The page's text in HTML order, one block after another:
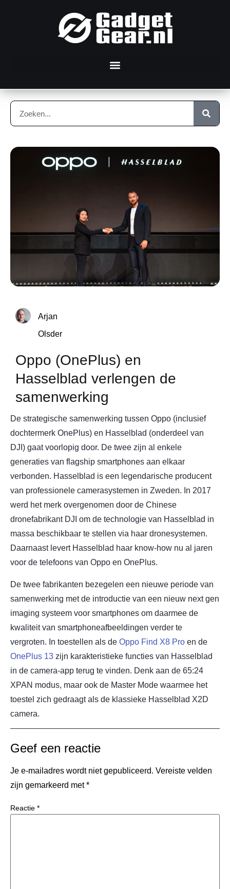
Arjan
Olsder
Oppo (OnePlus) en
Hasselblad verlengen de
samenwerking
De strategische samenwerking tussen Oppo (inclusief
dochtermerk OnePlus) en Hasselblad (onderdeel van
DJI) gaat voorlopig door. De twee zijn al enkele
generaties van flagship smartphones aan elkaar
verbonden. Hasselblad is een legendarische producent
van professionele camerasystemen in Zweden. In 2017
werd het merk overgenomen door de Chinese
dronefabrikant DJI om de technologie van Hasselblad in
massa beschikbaar te stellen via haar dronesystemen.
Daarnaast levert Hasselblad haar know-how nu al jaren
voor de telefoons van Oppo en OnePlus.
De twee fabrikanten bezegelen een nieuwe periode van
samenwerking met de introductie van een nieuw next gen
imaging systeem voor smartphones om daarmee de
kwaliteit van smartphoneafbeeldingen verder te
vergroten. In toestellen als de Oppo Find X8 Pro en de
OnePlus 13 zijn karakteristieke functies van Hasselblad
in de camera-app terug te vinden. Denk aan de 65:24
XPAN modus, maar ook de Master Mode waarmee het
toestel zich gedraagt als de klassieke Hasselblad X2D
camera.
Geef een reactie
Je e-mailadres wordt niet gepubliceerd. Vereiste velden
zijn gemarkeerd met*
Reactie *